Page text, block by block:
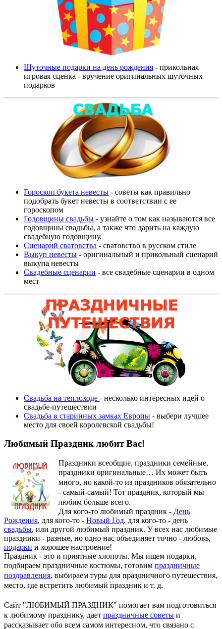
Шуточные подарки на день рождения - прикольная
игровая сценка - вручение оригинальных шуточных
подарков
Гороскоп букета невесты - советы как правильно
подобрать букет невесты в соответствии с ее
гороскопом
Годовщины свадьбы - узнайте о том как называются все
годовщины свадьбы, а также что дарить на каждую
свадебную годовщину.
Сценарий сватовства - сватовство в русском стиле
Выкуп невесты - оригинальный и прикольный сценарий
выкупа невесты
Свадебные сценарии - все свадебные сценарии в одном
мест
Свадьба на теплоходе - несколько интересных идей о
свадьбе-путешествии
Свадьба в старинных замках Европы - выбери лучшее
место для своей королевской свадьбы!
Любимый Праздник любит Вас!
Праздники всеобщие, праздники семейные,
праздники оригинальные… Их может быть
много, но какой-то из праздников обязательно
- самый-самый! Тот праздник, который мы
любим больше всего.
Для кого-то любимый праздник - День
Рождения, для кого-то - Новый Год, для кого-то - день
свадьбы, или другой любимый праздник. У всех нас любимые
праздники - разные, но одно нас объединяет точно - любовь,
подарки и хорошее настроение!
Праздник - это и приятные хлопоты. Мы ищем подарки,
подбираем праздничные костюмы, готовим праздничные
поздравления, выбираем туры для праздничного путешествия,
место, где встретить любимый праздник и т. д.
Сайт "ЛЮБИМЫЙ ПРАЗДНИК" помогает вам подготовиться
к любимому празднику, дает праздничные советы и
рассказывает обо всем самом интересном, что связано с